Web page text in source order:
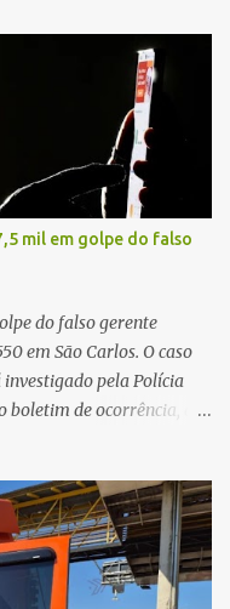
devido a obras
ocorreu o impacto. Com
ao solo.
teria se desprendido
gravíssimos e
e de atendimento da
foram acionadas e
prestarem socorro à
ainda no local do
para o registro
mil em golpe do falso
do falso gerente
em São Carlos. O caso
pela Polícia
de ocorrência, a
o cadastro da conta
que deveriam
um documento em
da instituição financeira.